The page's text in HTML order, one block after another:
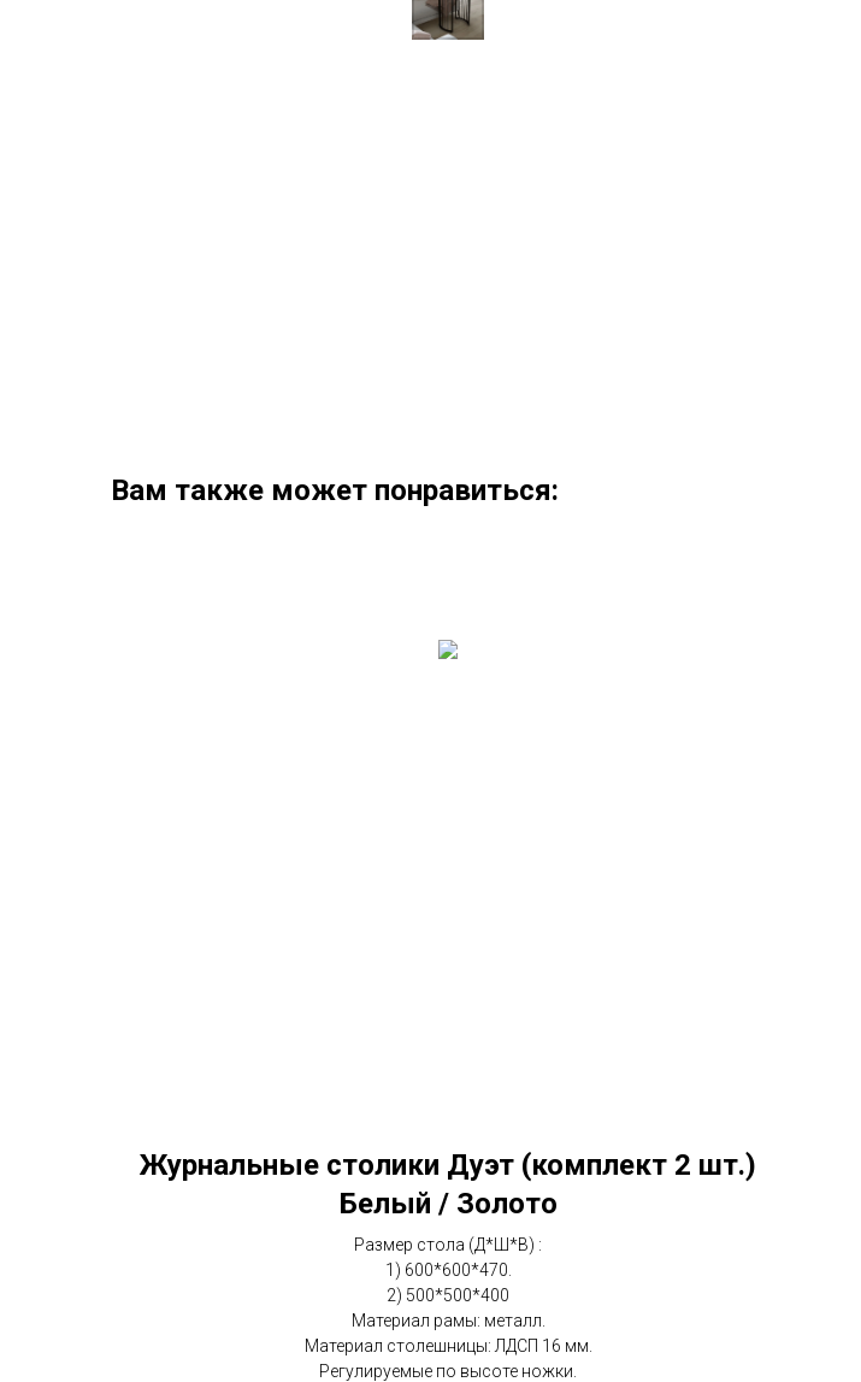
Вам также может понравиться:
Журнальные столики Дуэт (комплект 2 шт.)
Белый / Золото
Размер стола (Д*Ш*В) :
1) 600*600*470.
2) 500*500*400
Материал рамы: металл.
Материал столешницы: ЛДСП 16 мм.
Регулируемые по высоте ножки.